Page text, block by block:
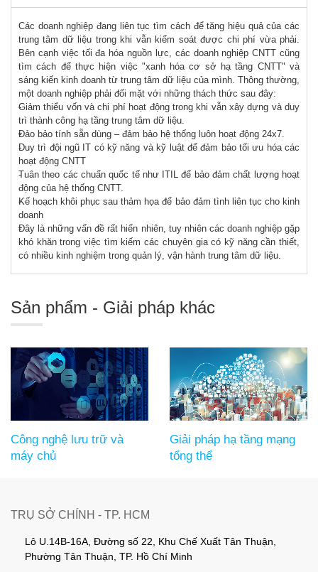
Các doanh nghiệp đang liên tục tìm cách để tăng hiệu quả của các
trung tâm dữ liệu trong khi vẫn kiểm soát được chi phí vừa phải.
Bên cạnh việc tối đa hóa nguồn lực, các doanh nghiệp CNTT cũng
tìm cách để thực hiện việc "xanh hóa cơ sở hạ tầng CNTT" và
sáng kiến kinh doanh từ trung tâm dữ liệu của mình. Thông thường,
một doanh nghiệp phải đối mặt với những thách thức sau đây:
Giảm thiểu vốn và chi phí hoạt động trong khi vẫn xây dựng và duy
trì thành công hạ tầng trung tâm dữ liệu.
Đảo bảo tính sẵn dùng – đảm bảo hệ thống luôn hoạt động 24x7.
Duy trì đội ngũ IT có kỹ năng và kỹ luật để đảm bảo tối ưu hóa các
hoạt động CNTT
Tuân theo các chuẩn quốc tế như ITIL để bảo đảm chất lượng hoạt
động của hệ thống CNTT.
Kế hoạch khôi phục sau thảm họa để bảo đảm tình liên tục cho kinh
doanh
Đây là những vấn đề rất hiển nhiên, tuy nhiên các doanh nghiệp gặp
khó khăn trong việc tìm kiếm các chuyên gia có kỹ năng cần thiết,
có nhiều kinh nghiệm trong quản lý, vận hành trung tâm dữ liệu.
Sản phẩm - Giải pháp khác
Công nghệ lưu trữ và
máy chủ
Giải pháp hạ tầng mạng
tổng thể
TRỤ SỞ CHÍNH - TP. HCM
Lô U.14B-16A, Đường số 22, Khu Chế Xuất Tân Thuận,
Phường Tân Thuận, TP. Hồ Chí Minh